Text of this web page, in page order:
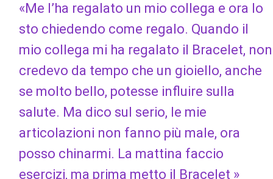
«Me l’ha regalato un mio collega e ora lo
sto chiedendo come regalo. Quando il
mio collega mi ha regalato il Bracelet, non
credevo da tempo che un gioiello, anche
se molto bello, potesse influire sulla
salute. Ma dico sul serio, le mie
articolazioni non fanno più male, ora
posso chinarmi. La mattina faccio
esercizi, ma prima metto il Bracelet »